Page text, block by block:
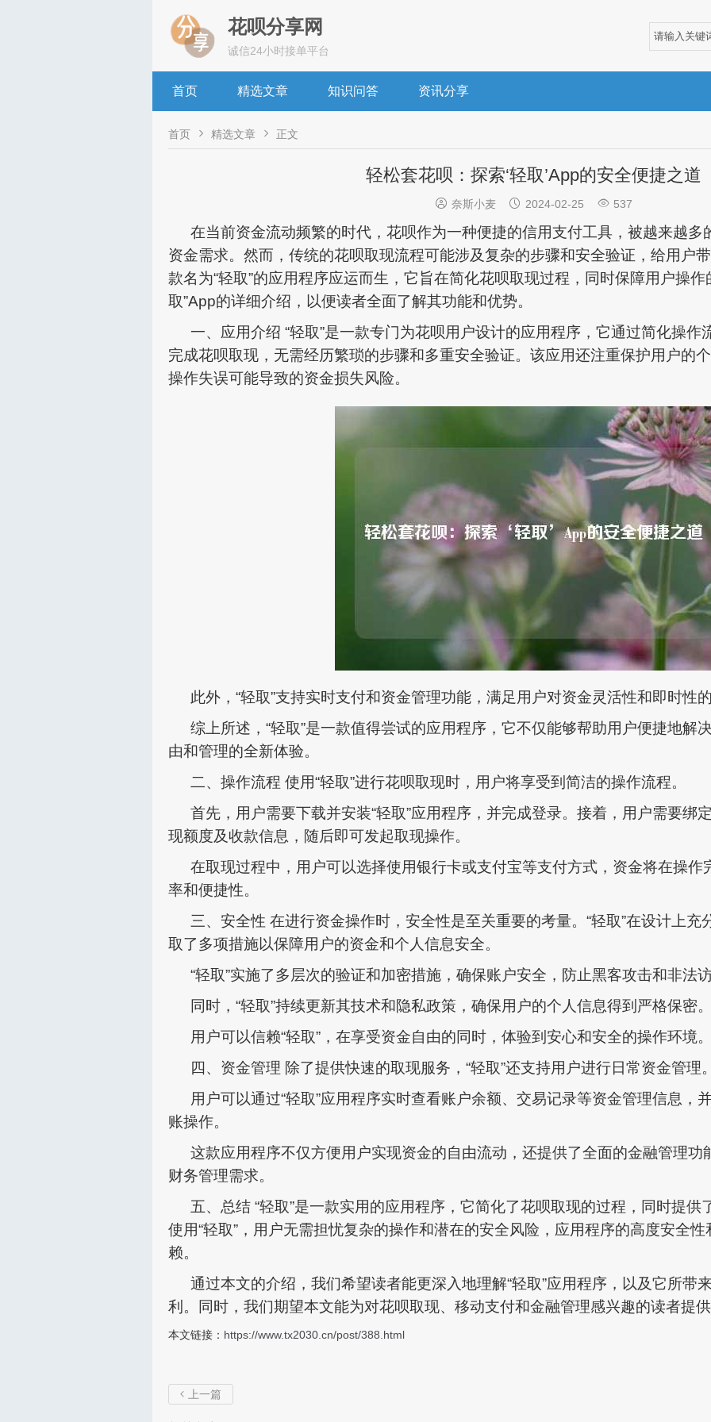
花呗分享网
诚信24小时接单平台
首页 精选文章 知识问答 资讯分享
首页  精选文章  正文
轻松套花呗：探索‘轻取’App的安全便捷之道
 奈斯小麦  2024-02-25  537
在当前资金流动频繁的时代，花呗作为一种便捷的信用支付工具，被越来越多
资金需求。然而，传统的花呗取现流程可能涉及复杂的步骤和安全验证，给用户
款名为“轻取”的应用程序应运而生，它旨在简化花呗取现过程，同时保障用户操作
取”App的详细介绍，以便读者全面了解其功能和优势。
一、应用介绍 “轻取”是一款专门为花呗用户设计的应用程序，它通过简化操作
完成花呗取现，无需经历繁琐的步骤和多重安全验证。该应用还注重保护用户的
操作失误可能导致的资金损失风险。
此外，“轻取”支持实时支付和资金管理功能，满足用户对资金灵活性和即时性
综上所述，“轻取”是一款值得尝试的应用程序，它不仅能够帮助用户便捷地解
由和管理的全新体验。
二、操作流程 使用“轻取”进行花呗取现时，用户将享受到简洁的操作流程。
首先，用户需要下载并安装“轻取”应用程序，并完成登录。接着，用户需要绑
现额度及收款信息，随后即可发起取现操作。
在取现过程中，用户可以选择使用银行卡或支付宝等支付方式，资金将在操作
率和便捷性。
三、安全性 在进行资金操作时，安全性是至关重要的考量。“轻取”在设计上
取了多项措施以保障用户的资金和个人信息安全。
“轻取”实施了多层次的验证和加密措施，确保账户安全，防止黑客攻击和非法
同时，“轻取”持续更新其技术和隐私政策，确保用户的个人信息得到严格保密
用户可以信赖“轻取”，在享受资金自由的同时，体验到安心和安全的操作环境
四、资金管理 除了提供快速的取现服务，“轻取”还支持用户进行日常资金管理
用户可以通过“轻取”应用程序实时查看账户余额、交易记录等资金管理信息，
账操作。
这款应用程序不仅方便用户实现资金的自由流动，还提供了全面的金融管理功
财务管理需求。
五、总结 “轻取”是一款实用的应用程序，它简化了花呗取现的过程，同时提
使用“轻取”，用户无需担忧复杂的操作和潜在的安全风险，应用程序的高度安全
赖。
通过本文的介绍，我们希望读者能更深入地理解“轻取”应用程序，以及它所带
利。同时，我们期望本文能为对花呗取现、移动支付和金融管理感兴趣的读者提
本文链接： https://www.tx2030.cn/post/388.html
 上一篇